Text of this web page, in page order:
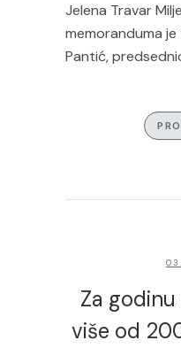
Jelena Travar
memoranduma
Pantić,
Za
više od